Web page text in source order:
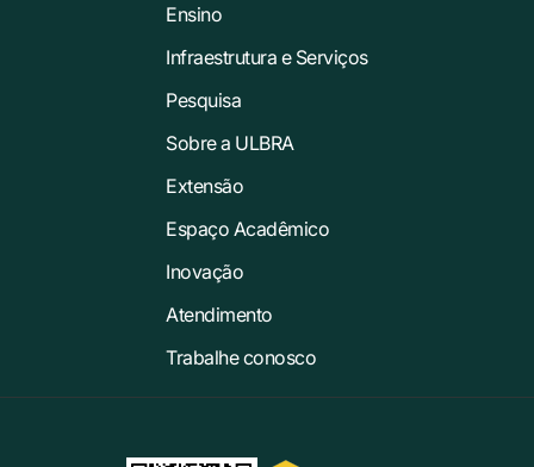
Ensino
Infraestrutura e Serviços
Pesquisa
Sobre a ULBRA
Extensão
Espaço Acadêmico
Inovação
Atendimento
Trabalhe conosco